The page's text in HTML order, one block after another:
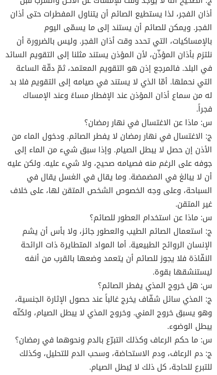
أذان الفجر، لذا يستطيع الصائم أن يتناول المفطرات حتى أذان
الفجر. ويمكن للصائم أن يستند إلى ما يسمّى اليوم
بالإمساكيات، التي تحدد وقت أذان الفجر. وليس بالضرورة أن
نلتزم بأذان المؤذّن، لأن المؤذن يستند مثلنا إلى التقويم السائد
في البلد. فالمرجع إذن هو التقويم المعتمد، ثمّ دقّة الساعة
التي نحملها. أمّا الذي لا يستند في صيامه إلى التقويم فلا بد
له من سماع أذان المؤذن عند الإفطار مساءً وعند الإمساك
فجراً.
س: ماذا عن الاغتسال في نهار رمضان؟
ج: الاغتسال في نهار رمضان لا يفطر الصائم. ودخول الماء من
الأذن إن حصل لا يبطل الصيام. وإذا سبق شيء من الماء إلى
جوفه على الرغم منه فصيامه صحيح، ولا شيء عليه. ولكن عليه
أن لا يبالغ في المضمضة. وما يقال في الغسل يقال في
السباحة، وعلى وجه الخصوص الشخص المتقن لها، على خلاف
غير المتقن.
س: ماذا عن استخدام العطور للصائم؟
ج: استعمال الصائم الطيب والعطور جائز، ولا بأس أن يشم
الإنسان الروائح الطبيعية. أما المواد المتطايرة ذات الرائحة
النفّاذة فلا يجوز للصائم أن يتعمد وضعها بالقرب من أنفه
ليستنشقها بقوة.
س: هل خروج المذي يفطر الصائم؟
ج: المذي سائل شفّاف يخرج غالباً عند حصول الإثارة الجنسية،
وهو يسبق خروج المني. وخروج المذي لا يبطل الصيام، ولكنّه
يبطل الوضوء.
س: ما حكم الرعاف وكذلك التبرّع بالدم ونحوهما في رمضان؟
ج: دم الرعاف، ودم الاستحاضة، وسحب الدم للتحليل، وكذلك
للتبرع للحاجة، كل ذلك لا يُبطل الصيام.